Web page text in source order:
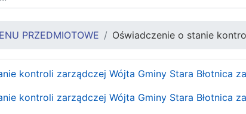
PRZEDMIOTOWE Oświadczenie o stanie
kontroli zarządczej Wójta Gminy Stara Błotnica
kontroli zarządczej Wójta Gminy Stara Błotnica